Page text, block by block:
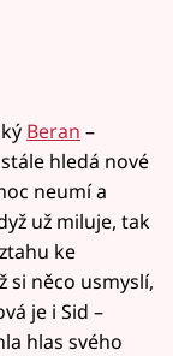
Beran –
hledá nové
neumí a
už miluje, tak
ke
si něco usmyslí,
je i Sid –
hlas svého